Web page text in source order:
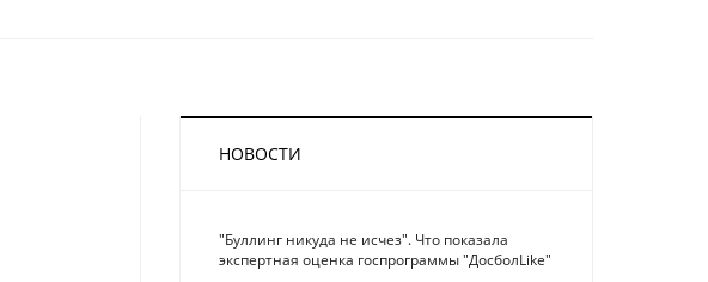
НОВОСТИ
"Буллинг никуда не исчез". Что показала
экспертная оценка госпрограммы "ДосболLike"